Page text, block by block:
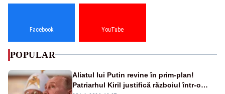
Facebook YouTube
POPULAR
Aliatul lui Putin revine în prim-plan!
Patriarhul Kiril justifică războiul într-o